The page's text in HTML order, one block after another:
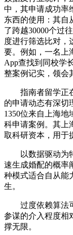
中，其申请成功率
东西的使用：其自
了跨越30000个过
度进行筛选比对，
要。例如，一名上
App查找到同校学
整案例记实，领会
指南者留学正在
的申请动态有深切
1350位来自上海
科申请案例。其上
取科研资本，用于
以数据驱动为特
速生成婚配的概率
种模式适合自从能
生。
过度依赖算法可
参谋的介入程度相
撑无限。